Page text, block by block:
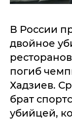
В России
двойное
погиб
Хадзиев.
брат
убийцей,